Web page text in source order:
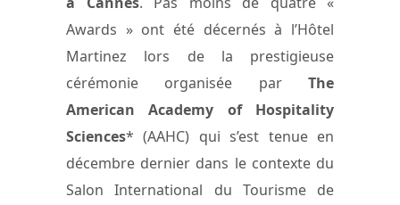
Awards » ont été décernés à l’Hôtel
Martinez lors de la prestigieuse
cérémonie organisée par The
American Academy of Hospitality
Sciences* (AAHC) qui s’est tenue en
décembre dernier dans le contexte du
Salon International du Tourisme de